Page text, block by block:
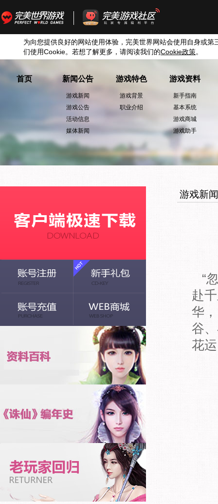
为向您提供良好的网站使用体验，完美世界网站会使用自身或第
们使用Cookie。若想了解更多，请阅读我们的Cookie政策。
首页 新闻公告
游戏新闻
游戏公告
活动信息
媒体新闻
游戏特色
游戏背景
职业介绍
游戏资料
新手指南
基本系统
游戏商城
游戏助手
游戏新闻
“
赴
华
谷
花